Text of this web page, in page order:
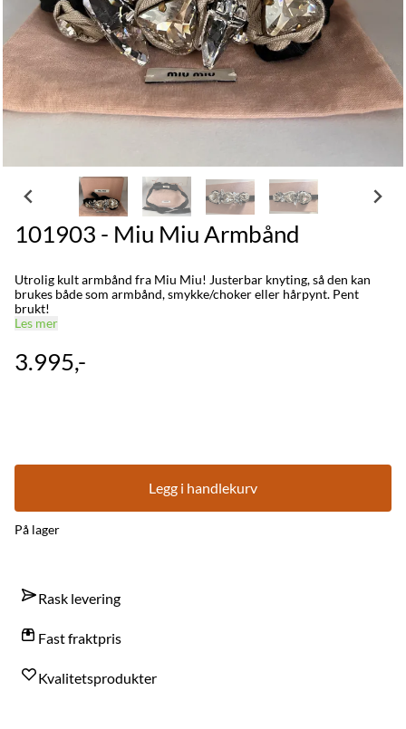
101903 - Miu Miu Armbånd
Utrolig kult armbånd fra Miu Miu! Justerbar knyting, så den kan
brukes både som armbånd, smykke/choker eller hårpynt. Pent
brukt!
Les mer
3.995,-
Legg i handlekurv
På lager
Rask levering
Fast fraktpris
Kvalitetsprodukter